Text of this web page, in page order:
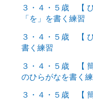
３・４・５歳 【
「を」を書く練習
３・４・５歳 【
書く練習
３・４・５歳 【
のひらがなを書く
３・４・５歳 【